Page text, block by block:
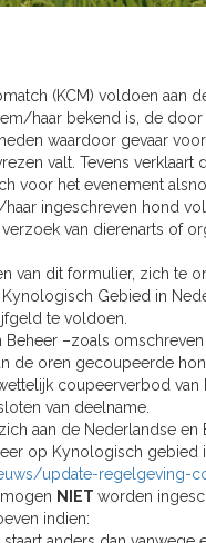
(KCM) voldoen aan
haar bekend is, de
waardoor gevaar
valt. Tevens
voor het evenement
ingeschreven hond
van dierenarts of
van dit formulier, zich te
Gebied in
te voldoen.
–zoals
de oren gecoupeerde
coupeerverbod
van deelname.
aan de Nederlandse
op Kynologisch
update-regelgeving-
NIET worden
indien: